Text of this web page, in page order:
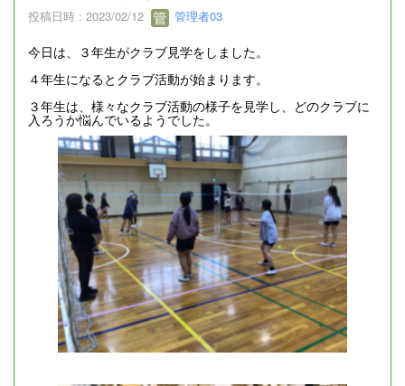
投稿日時 : 2023/02/12 管理者03
今日は、３年生がクラブ見学をしました。
４年生になるとクラブ活動が始まります。
３年生は、様々なクラブ活動の様子を見学し、どのクラブに
入ろうか悩んでいるようでした。